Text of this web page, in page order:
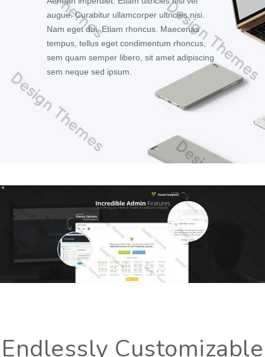
augue. Curabitur ullamcorper ultricies nisi.
Nam eget dui. Etiam rhoncus. Maecenas
tempus, tellus eget condimentum rhoncus,
sem quam semper libero, sit amet adipiscing
sem neque sed ipsum.
Endlessly Customizable